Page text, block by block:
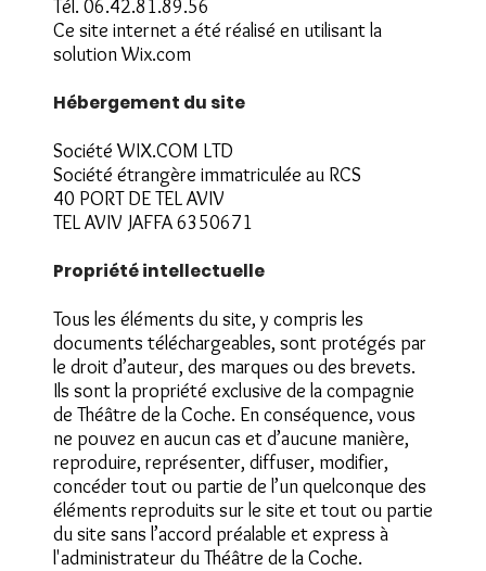
Tél. 06.42.81.89.56
Ce site internet a été réalisé en utilisant la
solution Wix.com
Hébergement du site
Société WIX.COM LTD
Société étrangère immatriculée au RCS
40 PORT DE TEL AVIV
TEL AVIV JAFFA 6350671
Propriété intellectuelle
Tous les éléments du site, y compris les
documents téléchargeables, sont protégés par
le droit d’auteur, des marques ou des brevets.
Ils sont la propriété exclusive de la compagnie
de Théâtre de la Coche. En conséquence, vous
ne pouvez en aucun cas et d’aucune manière,
reproduire, représenter, diffuser, modifier,
concéder tout ou partie de l’un quelconque des
éléments reproduits sur le site et tout ou partie
du site sans l’accord préalable et express à
l'administrateur du Théâtre de la Coche.